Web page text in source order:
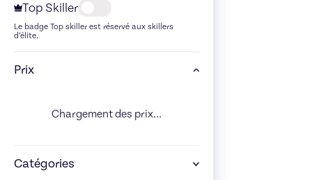
Top Skiller
Le badge Top skiller est réservé aux skillers
d’élite.
Prix
Chargement des prix...
Catégories